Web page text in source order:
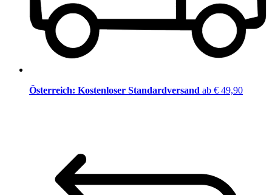
Österreich: Kostenloser Standardversand ab € 49,90